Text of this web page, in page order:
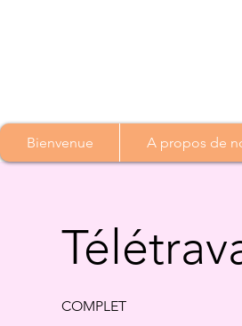
Bienvenue A propos de
COMPLET